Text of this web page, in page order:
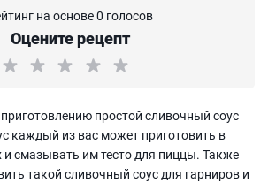
на основе 0 голосов
Оцените рецепт
простой сливочный соус
каждый из вас может приготовить в
смазывать им тесто для пиццы. Также
такой сливочный соус для гарниров и